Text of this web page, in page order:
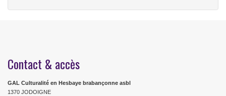
Contact & accès
GAL Culturalité en Hesbaye brabançonne asbl
1370 JODOIGNE